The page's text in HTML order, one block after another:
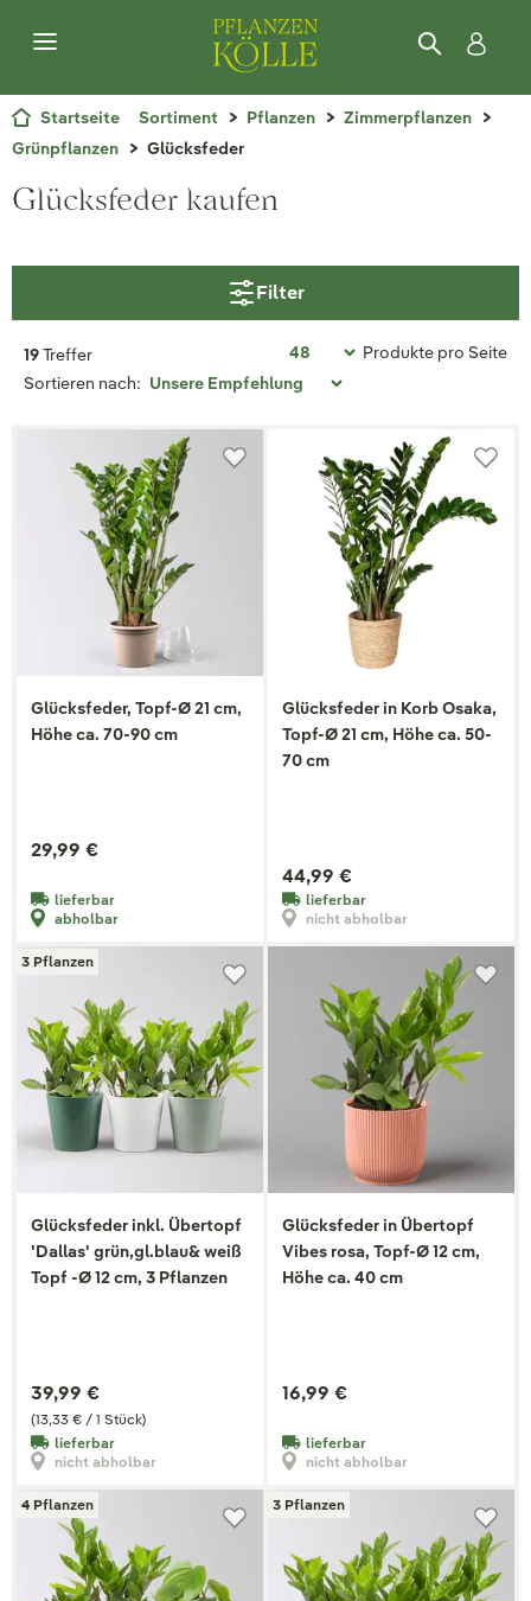
Startseite Sortiment Pflanzen
Zimmerpflanzen
Grünpflanzen
Glücksfeder
Glücksfeder kaufen
Filter
19Treffer
Produkte pro Seite
Sortieren nach:
Glücksfeder, Topf-Ø 21 cm,
Höhe ca. 70-90 cm
29,99 €
lieferbar
abholbar
Glücksfeder in Korb Osaka,
Topf-Ø 21 cm, Höhe ca. 50-
70 cm
44,99 €
lieferbar
nicht abholbar
3 Pflanzen
Glücksfeder inkl. Übertopf
'Dallas' grün,gl.blau& weiß
Topf -Ø 12 cm, 3 Pflanzen
(13,33 € / 1 Stück)
39,99 €
lieferbar
nicht abholbar
Glücksfeder in Übertopf
Vibes rosa, Topf-Ø 12 cm,
Höhe ca. 40 cm
16,99 €
lieferbar
nicht abholbar
4 Pflanzen 3 Pflanzen